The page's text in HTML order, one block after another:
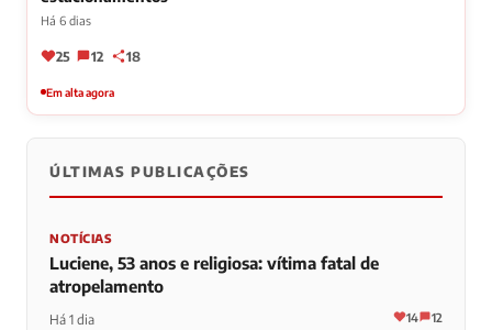
Há 6 dias
25 12 18
Em alta agora
ÚLTIMAS PUBLICAÇÕES
NOTÍCIAS
Luciene, 53 anos e religiosa: vítima fatal de
atropelamento
Há 1 dia 14 12